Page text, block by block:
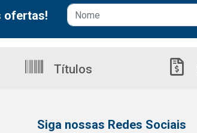
ofertas!
Títulos
Siga nossas Redes Sociais